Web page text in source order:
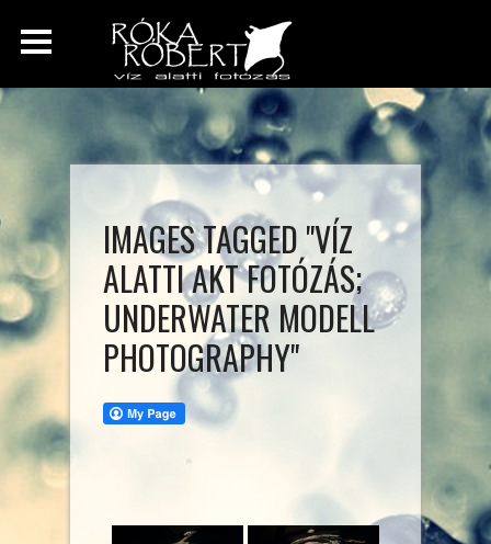
IMAGES TAGGED "VÍZ
ALATTI AKT FOTÓZÁS;
UNDERWATER MODELL
PHOTOGRAPHY"